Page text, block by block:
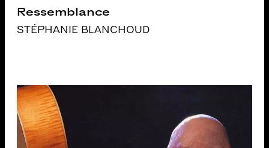
Ressemblance
STÉPHANIE BLANCHOUD